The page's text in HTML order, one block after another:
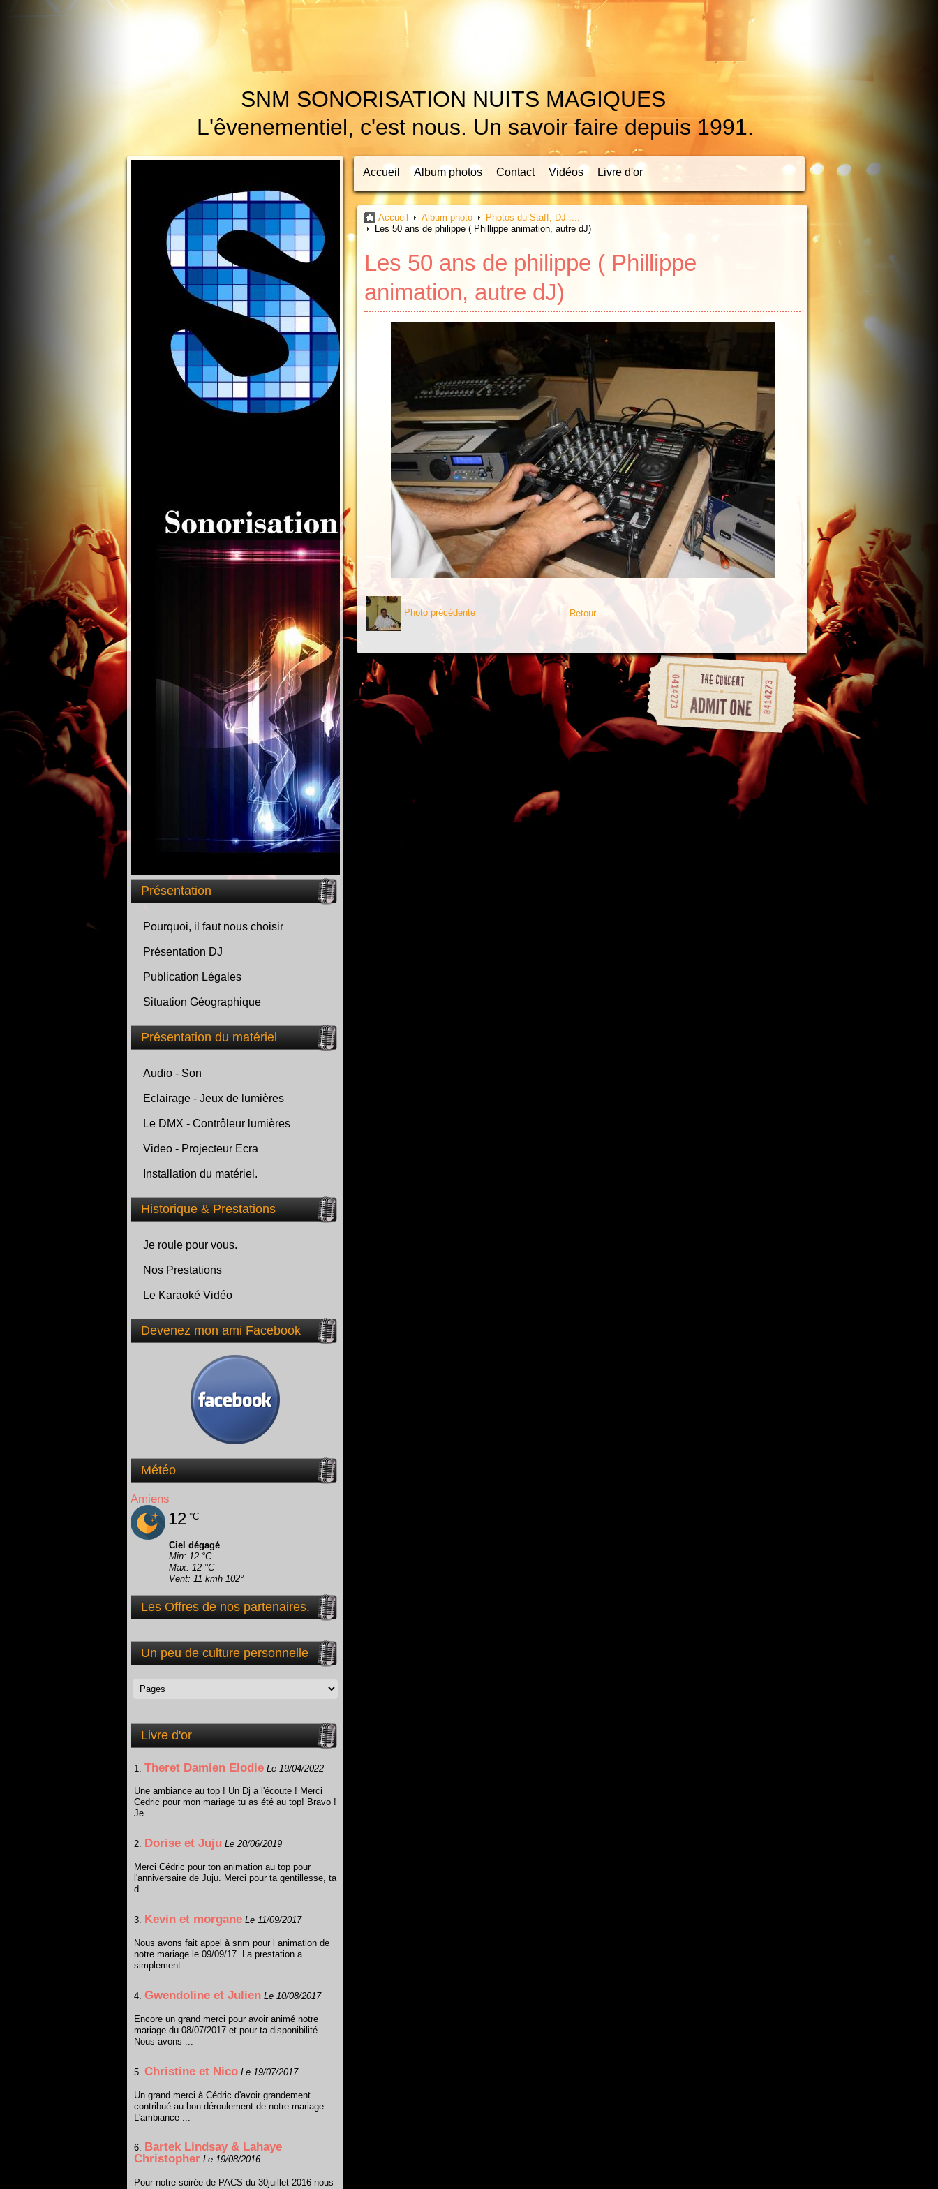
SNM SONORISATION NUITS MAGIQUES
L'êvenementiel, c'est nous. Un savoir faire depuis 1991.
Présentation
Pourquoi, il faut nous choisir
Présentation DJ
Publication Légales
Situation Géographique
Présentation du matériel
Audio - Son
Eclairage - Jeux de lumières
Le DMX - Contrôleur lumières
Video - Projecteur Ecra
Installation du matériel.
Historique & Prestations
Je roule pour vous.
Nos Prestations
Le Karaoké Vidéo
Devenez mon ami Facebook
Météo
Amiens
12 °C
Ciel dégagé
Min: 12 °C
Max: 12 °C
Vent: 11 kmh 102°
Les Offres de nos partenaires.
Un peu de culture personnelle
Livre d'or
1. Theret Damien Elodie Le 19/04/2022
Une ambiance au top ! Un Dj a l'écoute ! Merci
Cedric pour mon mariage tu as été au top! Bravo !
Je ...
2. Dorise et Juju Le 20/06/2019
Merci Cédric pour ton animation au top pour
l'anniversaire de Juju. Merci pour ta gentillesse, ta
d ...
3. Kevin et morgane Le 11/09/2017
Nous avons fait appel à snm pour l animation de
notre mariage le 09/09/17. La prestation a
simplement ...
4. Gwendoline et Julien Le 10/08/2017
Encore un grand merci pour avoir animé notre
mariage du 08/07/2017 et pour ta disponibilité.
Nous avons ...
5. Christine et Nico Le 19/07/2017
Un grand merci à Cédric d'avoir grandement
contribué au bon déroulement de notre mariage.
L'ambiance ...
6. Bartek Lindsay & Lahaye
Christopher Le 19/08/2016
Pour notre soirée de PACS du 30juillet 2016 nous
Accueil Album photos Contact Vidéos Livre d'or
Accueil Album photo
Photos du Staff, DJ ....
Les 50 ans de philippe ( Phillippe animation, autre dJ)
Les 50 ans de philippe ( Phillippe
animation, autre dJ)
Photo précédente Retour